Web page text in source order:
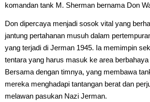
komandan tank M. Sherman bernama Don
Don dipercaya menjadi sosok vital yang
jantung pertahanan musuh dalam
yang terjadi di Jerman 1945. Ia memimpin
tentara yang harus masuk ke area
Bersama dengan timnya, yang membawa
mereka menghadapi tantangan berat dan
melawan pasukan Nazi Jerman.